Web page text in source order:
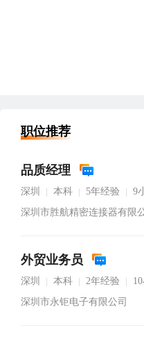
职位推荐
品质经理
深圳 本科 5年经验
9
深圳市胜航精密连接器有限
外贸业务员
深圳 本科 2年经验
深圳市永钜电子有限公司